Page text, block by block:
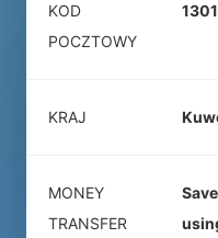
KOD
POCZTOWY
KRAJ
MONEY
TRANSFER